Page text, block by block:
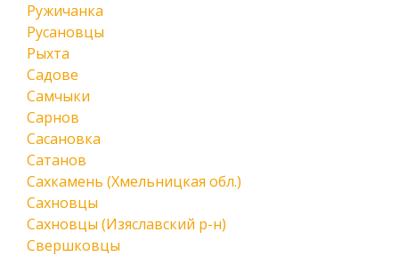
Ружичанка
Русановцы
Рыхта
Садове
Самчыки
Сарнов
Сасановка
Сатанов
Сахкамень (Хмельницкая обл.)
Сахновцы
Сахновцы (Изяславский р-н)
Свершковцы